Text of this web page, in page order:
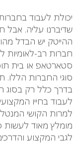
יכולת לעבוד
שדיברנו עליה. אבל
ההייטק יש הבדל
חברות רב-לאומיות
סוגי החברות הללו.
בדרך כלל רק בסוג
לעבוד בחייו
למרות הקושי
מומלץ מאוד לעשות
לגבי המקצוע